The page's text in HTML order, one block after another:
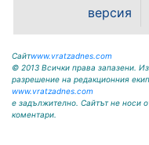
туристи, избрали
палатки под
версия
Сайтwww.vratzadnes.com
© 2013 Всички права запазени.
разрешение на редакционния
www.vratzadnes.com
е задължително. Сайтът не носи
коментари.